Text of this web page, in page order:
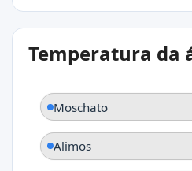
Temperatura da
Moschato
Alimos